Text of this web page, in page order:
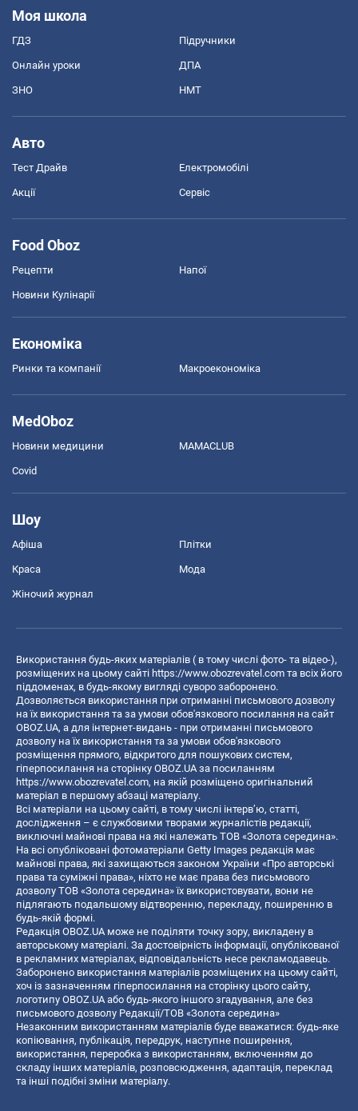
Моя школа
ГДЗ Підручники
Онлайн уроки ДПА
ЗНО НМТ
Авто
Тест Драйв Електромобілі
Акції Сервіс
Food Oboz
Рецепти Напої
Новини Кулінарії
Економіка
Ринки та компанії Макроекономіка
MedOboz
Новини медицини MAMACLUB
Covid
Шоу
Афіша Плітки
Краса Мода
Жіночий журнал
Використання будь-яких матеріалів ( в тому числі фото- та відео-),
розміщених на цьому сайті https://www.obozrevatel.com та всіх його
піддоменах, в будь-якому вигляді суворо заборонено.
Дозволяється використання при отриманні письмового дозволу
на їх використання та за умови обов'язкового посилання на сайт
OBOZ.UA, а для інтернет-видань - при отриманні письмового
дозволу на їх використання та за умови обов'язкового
розміщення прямого, відкритого для пошукових систем,
гіперпосилання на сторінку OBOZ.UA за посиланням
https://www.obozrevatel.com, на якій розміщено оригінальний
матеріал в першому абзаці матеріалу.
Всі матеріали на цьому сайті, в тому числі інтерв’ю, статті,
дослідження – є службовими творами журналістів редакції,
виключні майнові права на які належать ТОВ «Золота середина».
На всі опубліковані фотоматеріали Getty Images редакція має
майнові права, які захищаються законом України «Про авторські
права та суміжні права», ніхто не має права без письмового
дозволу ТОВ «Золота середина» їх використовувати, вони не
підлягають подальшому відтворенню, перекладу, поширенню в
будь-якій формі.
Редакція OBOZ.UA може не поділяти точку зору, викладену в
авторському матеріалі. За достовірність інформації, опублікованої
в рекламних матеріалах, відповідальність несе рекламодавець.
Заборонено використання матеріалів розміщених на цьому сайті,
хоч із зазначенням гіперпосилання на сторінку цього сайту,
логотипу OBOZ.UA або будь-якого іншого згадування, але без
письмового дозволу Редакції/ТОВ «Золота середина»
Незаконним використанням матеріалів буде вважатися: будь-яке
копiювання, публiкацiя, передрук, наступне поширення,
використання, переробка з використанням, включенням до
складу інших матеріалів, розповсюдження, адаптація, переклад
та інші подібні зміни матеріалу.